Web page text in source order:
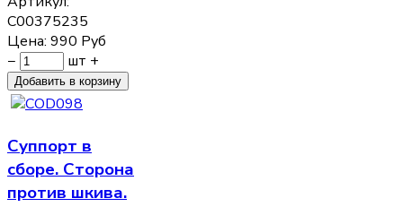
C00375235
Цена: 990 Руб
−
шт +
Суппорт в
сборе. Сторона
против шкива.